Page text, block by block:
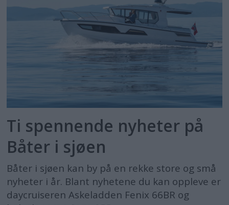
Ti spennende nyheter på
Båter i sjøen
Båter i sjøen kan by på en rekke store og små
nyheter i år. Blant nyhetene du kan oppleve er
daycruiseren Askeladden Fenix 66BR og